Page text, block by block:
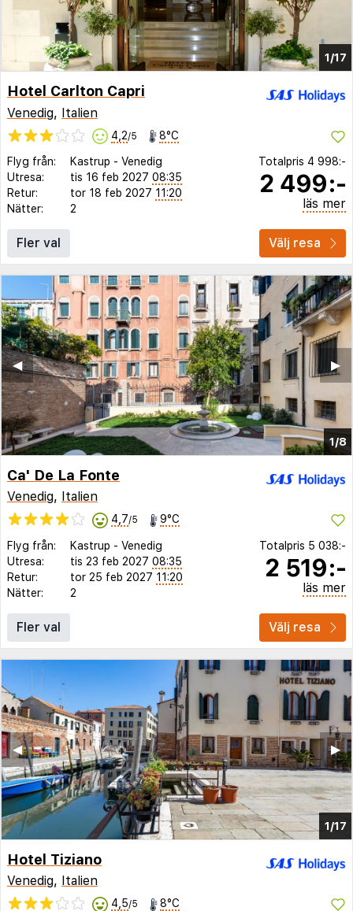
1/17
Hotel Carlton Capri
Venedig, Italien
4,2/5 8°C
Flyg från: Kastrup - Venedig
Utresa:
tis 16 feb 2027 08:35
Retur:
tor 18 feb 2027 11:20
Nätter:
2
Totalpris 4 998:-
2 499:-
läs mer
Fler val Välj resa
1/8
▶︎
◀︎
Ca' De La Fonte
Venedig, Italien
4,7/5 9°C
Flyg från: Kastrup - Venedig
Utresa:
tis 23 feb 2027 08:35
Retur:
tor 25 feb 2027 11:20
Nätter:
2
Totalpris 5 038:-
2 519:-
läs mer
Fler val Välj resa
1/17
▶︎
◀︎
Hotel Tiziano
Venedig, Italien
4,5/5 8°C